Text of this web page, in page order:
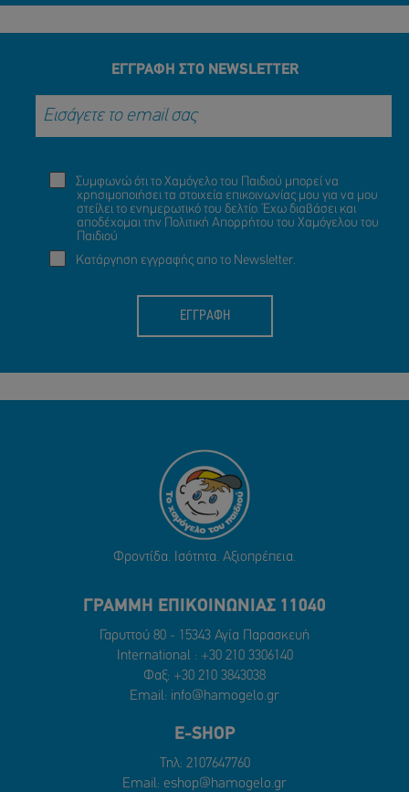
ΕΓΓΡΑΦΗ ΣΤΟ NEWSLETTER
Συμφωνώ ότι το Χαμόγελο του Παιδιού μπορεί να
χρησιμοποιήσει τα στοιχεία επικοινωνίας μου για να μου
στείλει το ενημερωτικό του δελτίο. Έχω διαβάσει και
αποδέχομαι την Πολιτική Απορρήτου του Χαμόγελου του
Παιδιού
Κατάργηση εγγραφής απο το Newsletter.
ΕΓΓΡΑΦΗ
Φροντίδα. Ισότητα. Αξιοπρέπεια.
ΓΡΑΜΜΗ ΕΠΙΚΟΙΝΩΝΙΑΣ 11040
Γαρυττού 80 - 15343 Αγία Παρασκευή
International : +30 210 3306140
Φαξ: +30 210 3843038
Email: info@hamogelo.gr
E-SHOP
Τηλ: 2107647760
Email: eshop@hamogelo.gr